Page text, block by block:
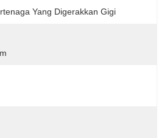
Yang Digerakkan Gigi